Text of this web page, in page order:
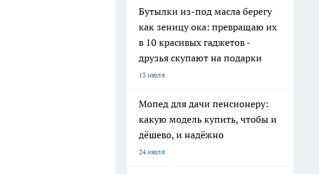
Бутылки из-под масла берегу
как зеницу ока: превращаю их
в 10 красивых гаджетов -
друзья скупают на подарки
13 июля
Мопед для дачи пенсионеру:
какую модель купить, чтобы и
дёшево, и надёжно
24 июля